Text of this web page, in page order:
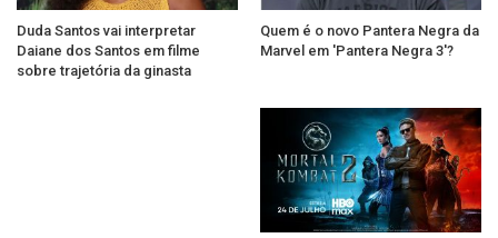
Duda Santos vai interpretar
Daiane dos Santos em filme
sobre trajetória da ginasta
Quem é o novo Pantera Negra da
Marvel em 'Pantera Negra 3'?